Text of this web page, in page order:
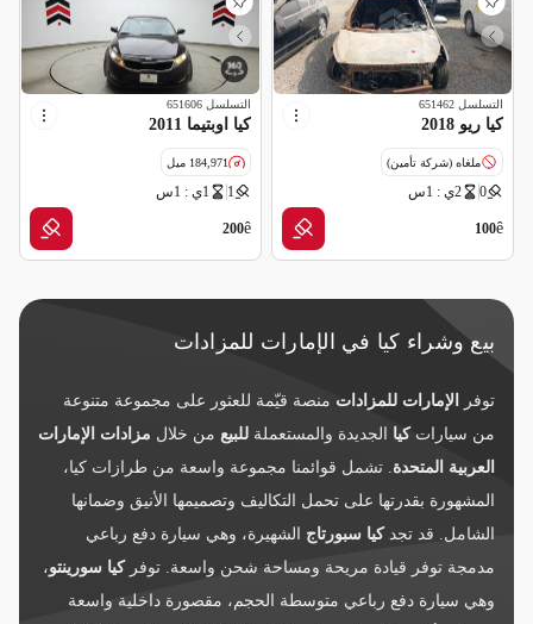
التسلسل 651462
كيا ريو 2018
ملغاه (شركة تأمين)
0 2ي : 1س
ê
100
التسلسل 651606
كيا اوبتيما 2011
184,971 ميل
1 1ي : 1س
ê
200
بيع وشراء كيا في الإمارات للمزادات
توفر الإمارات للمزادات منصة قيّمة للعثور على مجموعة متنوعة
من سياراتكيا الجديدة والمستعملة للبيع من خلال مزادات الإمارات
العربية المتحدة. تشمل قوائمنا مجموعة واسعة من طرازات كيا،
المشهورة بقدرتها على تحمل التكاليف وتصميمها الأنيق وضمانها
الشامل. قد تجدكيا سبورتاج الشهيرة، وهي سيارة دفع رباعي
مدمجة توفر قيادة مريحة ومساحة شحن واسعة. توفركيا سورينتو،
وهي سيارة دفع رباعي متوسطة الحجم، مقصورة داخلية واسعة